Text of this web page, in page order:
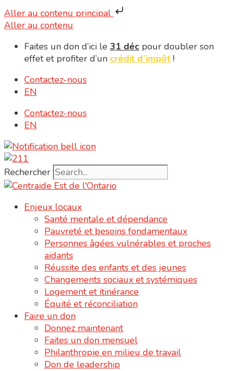
Aller au contenu principal
Aller au contenu
Faites un don d’ici le 31 déc pour doubler son
effet et profiter d’un crédit d’impôt !
Contactez-nous
EN
Contactez-nous
EN
Rechercher
Enjeux locaux
Santé mentale et dépendance
Pauvreté et besoins fondamentaux
Personnes âgées vulnérables et proches
aidants
Réussite des enfants et des jeunes
Changements sociaux et systémiques
Logement et itinérance
Équité et réconciliation
Faire un don
Donnez maintenant
Faites un don mensuel
Philanthropie en milieu de travail
Don de leadership